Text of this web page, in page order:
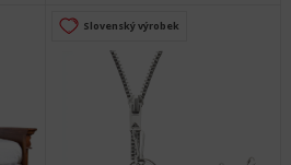
Slovenský výrobek